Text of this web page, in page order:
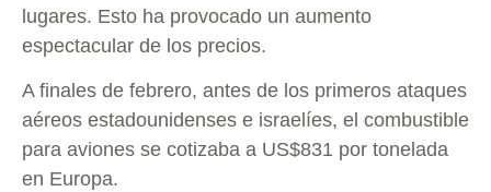
lugares. Esto ha provocado un aumento
espectacular de los precios.
A finales de febrero, antes de los primeros ataques
aéreos estadounidenses e israelíes, el combustible
para aviones se cotizaba a US$831 por tonelada
en Europa.